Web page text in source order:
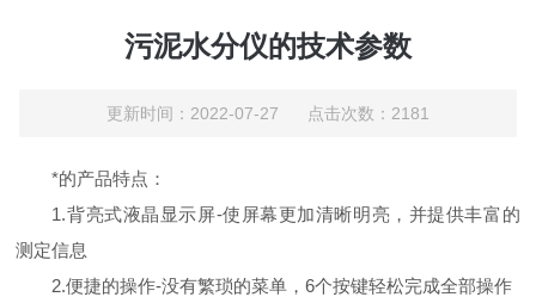
污泥水分仪的技术参数
更新时间：2022-07-27 点击次数：2181
*的产品特点：
1.背亮式液晶显示屏-使屏幕更加清晰明亮，并提供丰富的
测定信息
2.便捷的操作-没有繁琐的菜单，6个按键轻松完成全部操作